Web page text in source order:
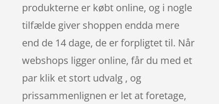
produkterne er købt online, og i nogle
tilfælde giver shoppen endda mere
end de 14 dage, de er forpligtet til. Når
webshops ligger online, får du med et
par klik et stort udvalg , og
prissammenlignen er let at foretage,